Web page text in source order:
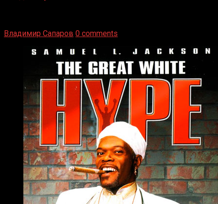
Владимир Сапаров 0 comments